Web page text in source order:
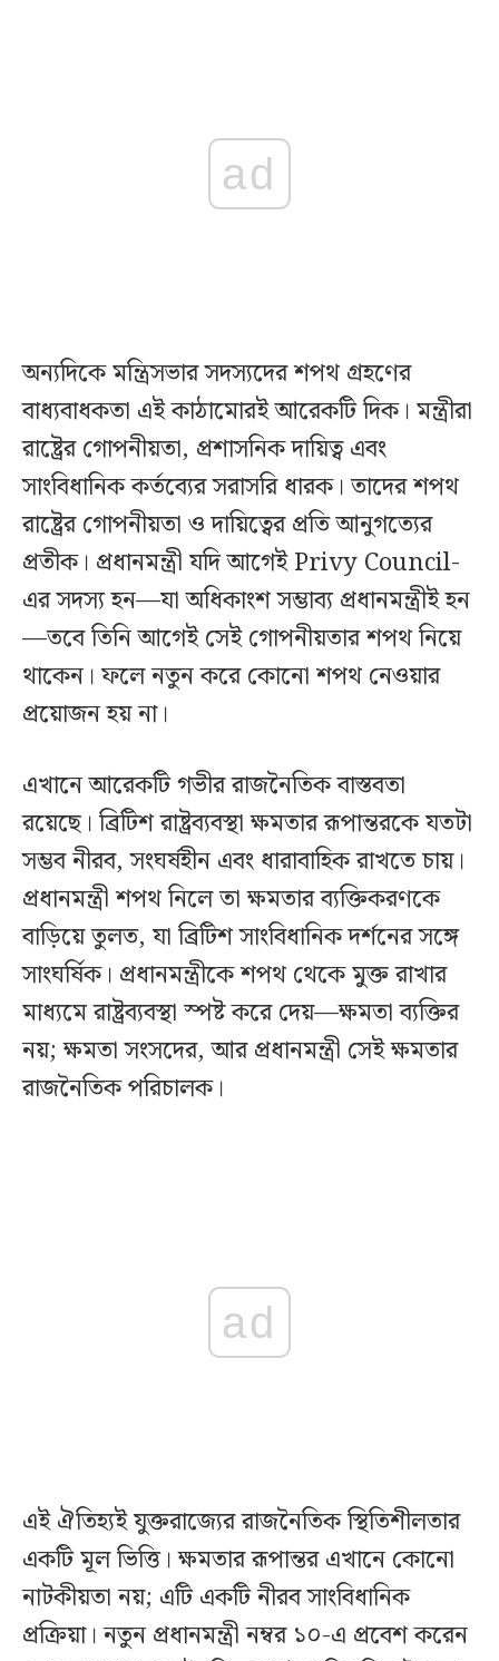
ad
অন্যদিকে মন্ত্রিসভার সদস্যদের শপথ গ্রহণের
বাধ্যবাধকতা এই কাঠামোরই আরেকটি দিক। মন্ত্রীরা
রাষ্ট্রের গোপনীয়তা, প্রশাসনিক দায়িত্ব এবং
সাংবিধানিক কর্তব্যের সরাসরি ধারক। তাদের শপথ
রাষ্ট্রের গোপনীয়তা ও দায়িত্বের প্রতি আনুগত্যের
প্রতীক। প্রধানমন্ত্রী যদি আগেই Privy Council-
এর সদস্য হন—যা অধিকাংশ সম্ভাব্য প্রধানমন্ত্রীই হন
—তবে তিনি আগেই সেই গোপনীয়তার শপথ নিয়ে
থাকেন। ফলে নতুন করে কোনো শপথ নেওয়ার
প্রয়োজন হয় না।
এখানে আরেকটি গভীর রাজনৈতিক বাস্তবতা
রয়েছে। ব্রিটিশ রাষ্ট্রব্যবস্থা ক্ষমতার রূপান্তরকে যতটা
সম্ভব নীরব, সংঘর্ষহীন এবং ধারাবাহিক রাখতে চায়।
প্রধানমন্ত্রী শপথ নিলে তা ক্ষমতার ব্যক্তিকরণকে
বাড়িয়ে তুলত, যা ব্রিটিশ সাংবিধানিক দর্শনের সঙ্গে
সাংঘর্ষিক। প্রধানমন্ত্রীকে শপথ থেকে মুক্ত রাখার
মাধ্যমে রাষ্ট্রব্যবস্থা স্পষ্ট করে দেয়—ক্ষমতা ব্যক্তির
নয়; ক্ষমতা সংসদের, আর প্রধানমন্ত্রী সেই ক্ষমতার
রাজনৈতিক পরিচালক।
ad
এই ঐতিহ্যই যুক্তরাজ্যের রাজনৈতিক স্থিতিশীলতার
একটি মূল ভিত্তি। ক্ষমতার রূপান্তর এখানে কোনো
নাটকীয়তা নয়; এটি একটি নীরব সাংবিধানিক
প্রক্রিয়া। নতুন প্রধানমন্ত্রী নম্বর ১০-এ প্রবেশ করেন